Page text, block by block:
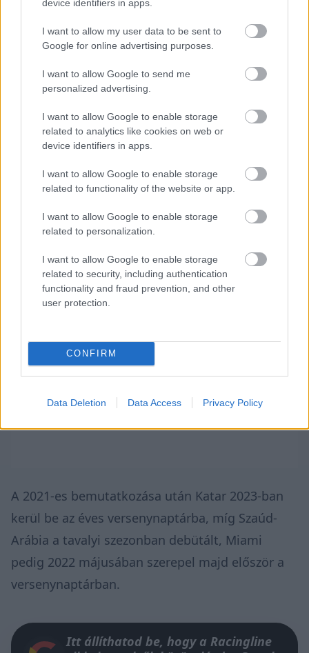
device identifiers in apps.
I want to allow my user data to be sent to
Google for online advertising purposes.
I want to allow Google to send me
personalized advertising.
I want to allow Google to enable storage
related to analytics like cookies on web or
device identifiers in apps.
I want to allow Google to enable storage
related to functionality of the website or app.
I want to allow Google to enable storage
related to personalization.
I want to allow Google to enable storage
related to security, including authentication
functionality and fraud prevention, and other
user protection.
CONFIRM
Data Deletion Data Access Privacy Policy
megrendezése iránt, és azt mondta, hogy a
sportág „holnapra” akár 30 futamból álló
versenynaptárt is összerakhatna, annyira vonzó
egy nagydíj megrendezése globálisan.
A 2022-es idényben rekordszámú, 23 futamból
álló versenynaptár áll rendelkezésre – és a
érvényben lévő Concorde egyezményben
tervezhetnek.
A 2021-es bemutatkozása után Katar 2023-ban
kerül be az éves versenynaptárba, míg Szaúd-
Arábia a tavalyi szezonban debütált, Miami
pedig 2022 májusában szerepel majd először a
versenynaptárban.
Itt állíthatod be, hogy a Racingline